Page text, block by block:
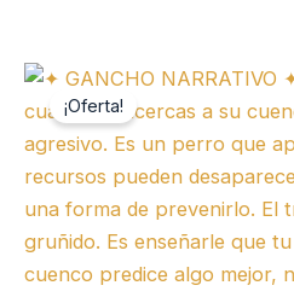
¡Oferta!